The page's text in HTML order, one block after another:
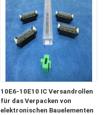
10E6-10E10 IC Versandrollen
für das Verpacken von
elektronischen Bauelementen